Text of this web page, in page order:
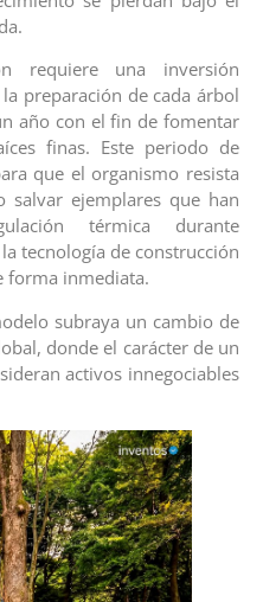
requiere una inversión
preparación de cada árbol
año con el fin de fomentar
finas. Este periodo de
que el organismo resista
salvar ejemplares que han
térmica durante
tecnología de construcción
forma inmediata.
subraya un cambio de
donde el carácter de un
activos innegociables